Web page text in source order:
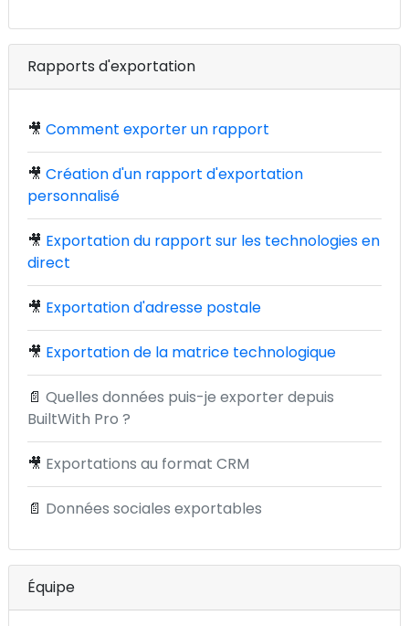
Rapports d'exportation
🎥 Comment exporter un rapport
🎥 Création d'un rapport d'exportation
personnalisé
🎥 Exportation du rapport sur les technologies en
direct
🎥 Exportation d'adresse postale
🎥 Exportation de la matrice technologique
📄 Quelles données puis-je exporter depuis
BuiltWith Pro ?
🎥 Exportations au format CRM
📄 Données sociales exportables
Équipe